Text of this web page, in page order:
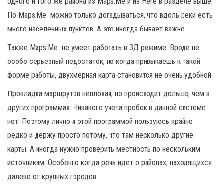
По Maps.Me можно только догадываться, что вдоль реки есть
много населенных пунктов. А это иногда бывает важно.
Также Maps.Me не умеет работать в 3Д режиме. Вроде не
особо серьезный недостаток, но когда привыкаешь к такой
форме работы, двухмерная карта становится не очень удобной.
Прокладка маршрутов неплохая, но происходит дольше, чем в
других программах. Никакого учета пробок в данной системе
нет. Поэтому лично я этой программой пользуюсь крайне
редко и держу просто потому, что там несколько другие
карты. А иногда нужно проверить местность по нескольким
источникам. Особенно когда речь идет о районах, находящихся
далеко от крупных городов.